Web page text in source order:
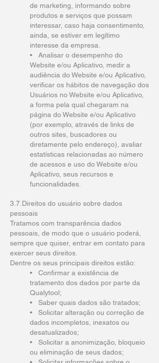
de marketing, informando sobre
produtos e serviços que possam
interessar, caso haja consentimento,
ainda, se estiver em legítimo
interesse da empresa.
• Analisar o desempenho do
Website e/ou Aplicativo, medir a
audiência do Website e/ou Aplicativo,
verificar os hábitos de navegação dos
Usuários no Website e/ou Aplicativo,
a forma pela qual chegaram na
página do Website e/ou Aplicativo
(por exemplo, através de links de
outros sites, buscadores ou
diretamente pelo endereço), avaliar
estatísticas relacionadas ao número
de acessos e uso do Website e/ou
Aplicativo, seus recursos e
funcionalidades.
3.7.Direitos do usuário sobre dados
pessoais
Tratamos com transparência dados
pessoais, de modo que o usuário poderá,
sempre que quiser, entrar em contato para
exercer seus direitos.
Dentre os seus principais direitos estão:
• Confirmar a existência de
tratamento dos dados por parte da
Qualytool;
• Saber quais dados são tratados;
• Solicitar alteração ou correção de
dados incompletos, inexatos ou
desatualizados;
• Solicitar a anonimização, bloqueio
ou eliminação de seus dados;